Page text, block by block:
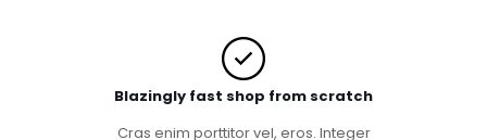
Blazingly fast shop from scratch
Cras enim porttitor vel, eros. Integer